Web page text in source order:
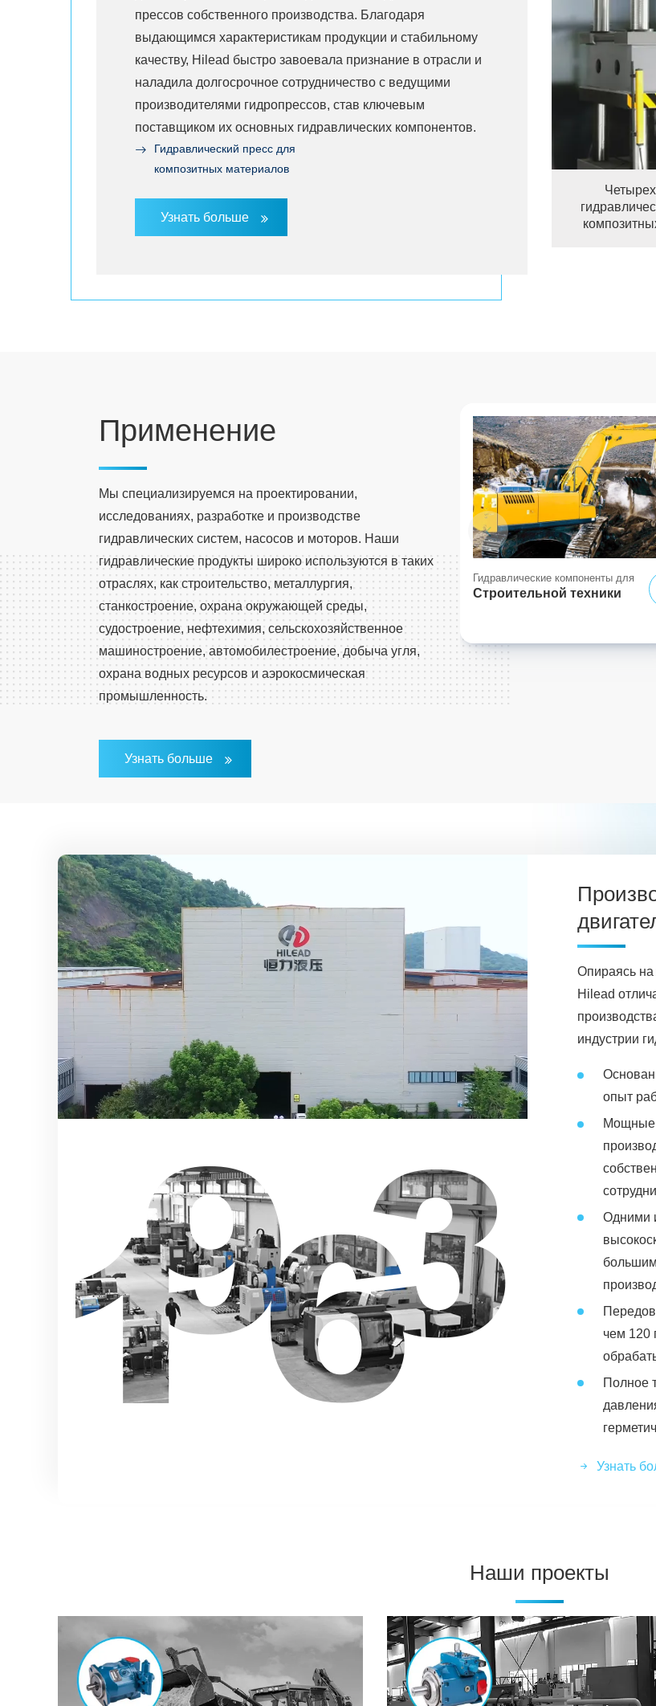
прессов собственного производства. Благодаря
выдающимся характеристикам продукции и стабильному
качеству, Hilead быстро завоевала признание в отрасли и
наладила долгосрочное сотрудничество с ведущими
производителями гидропрессов, став ключевым
поставщиком их основных гидравлических компонентов.
Гидравлический пресс для
композитных материалов
Узнать больше
Применение
Мы специализируемся на проектировании,
исследованиях, разработке и производстве
гидравлических систем, насосов и моторов. Наши
гидравлические продукты широко используются в таких
отраслях, как строительство, металлургия,
станкостроение, охрана окружающей среды,
судостроение, нефтехимия, сельскохозяйственное
машиностроение, автомобилестроение, добыча угля,
охрана водных ресурсов и аэрокосмическая
промышленность.
Узнать больше
Гидравлические компоненты для
Строительной техники
Опираясь на
Hilead
индустрии
опыт
Мощные
Одними
чем 120
Полное
Узнать
Наши проекты